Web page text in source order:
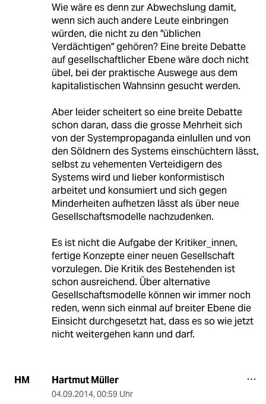
Wie wäre es denn zur Abwechslung damit,
wenn sich auch andere Leute einbringen
würden, die nicht zu den "üblichen
Verdächtigen" gehören? Eine breite Debatte
auf gesellschaftlicher Ebene wäre doch nicht
übel, bei der praktische Auswege aus dem
kapitalistischen Wahnsinn gesucht werden.
Aber leider scheitert so eine breite Debatte
schon daran, dass die grosse Mehrheit sich
von der Systempropaganda einlullen und von
den Söldnern des Systems einschüchtern lässt,
selbst zu vehementen Verteidigern des
Systems wird und lieber konformistisch
arbeitet und konsumiert und sich gegen
Minderheiten aufhetzen lässt als über neue
Gesellschaftsmodelle nachzudenken.
Es ist nicht die Aufgabe der Kritiker_innen,
fertige Konzepte einer neuen Gesellschaft
vorzulegen. Die Kritik des Bestehenden ist
schon ausreichend. Über alternative
Gesellschaftsmodelle können wir immer noch
reden, wenn sich einmal auf breiter Ebene die
Einsicht durchgesetzt hat, dass es so wie jetzt
nicht weitergehen kann und darf.
HM Hartmut Müller
04.09.2014, 00:59 Uhr